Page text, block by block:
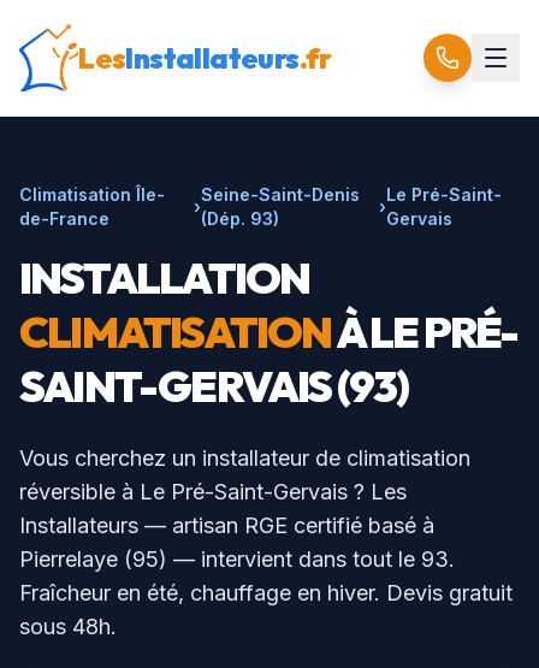
LesInstallateurs.fr
Climatisation Île-
de-France
›
Seine-Saint-Denis
(Dép. 93)
›
Le Pré-Saint-
Gervais
INSTALLATION
CLIMATISATIONÀLE PRÉ-
SAINT-GERVAIS(93)
Vous cherchez un installateur de climatisation
réversible à Le Pré-Saint-Gervais ? Les
Installateurs — artisan RGE certifié basé à
Pierrelaye (95) — intervient dans tout le 93.
Fraîcheur en été, chauffage en hiver. Devis gratuit
sous 48h.